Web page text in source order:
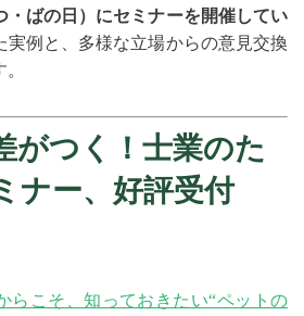
・ばの日）にセミナーを開催してい
実例と、多様な立場からの意見交換
がつく！士業のた
ナー、好評受付
らこそ、知っておきたい“ペットの